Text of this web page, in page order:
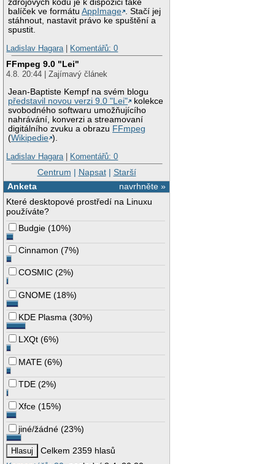
zdrojových kódů je k dispozici také
balíček ve formátuAppImage
. Stačí jej
stáhnout, nastavit právo ke spuštění a
spustit.
Ladislav Hagara | Komentářů: 0
FFmpeg 9.0 "Lei"
4.8. 20:44 | Zajímavý článek
Jean-Baptiste Kempf na svém blogu
představil novou verzi 9.0 "Lei"
kolekce
svobodného softwaru umožňujícího
nahrávání, konverzi a streamovaní
digitálního zvuku a obrazu FFmpeg
(Wikipedie ).
Ladislav Hagara | Komentářů: 0
Centrum | Napsat| Starší
navrhněte »
Anketa
Které desktopové prostředí na Linuxu
používáte?
Budgie (10%)
Cinnamon (7%)
COSMIC (2%)
GNOME (18%)
KDE Plasma (30%)
LXQt (6%)
MATE (6%)
TDE (2%)
Xfce (15%)
jiné/žádné (23%)
Celkem 2359 hlasů